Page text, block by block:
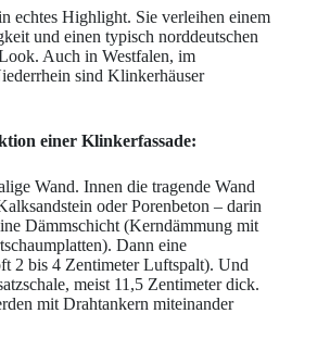
echtes Highlight. Sie verleihen einem
und einen typisch norddeutschen
Auch in Westfalen, im
sind Klinkerhäuser
einer Klinkerfassade:
Wand. Innen die tragende Wand
oder Porenbeton – darin
Dämmschicht (Kerndämmung mit
Dann eine
2 bis 4 Zentimeter Luftspalt). Und
meist 11,5 Zentimeter dick.
mit Drahtankern miteinander